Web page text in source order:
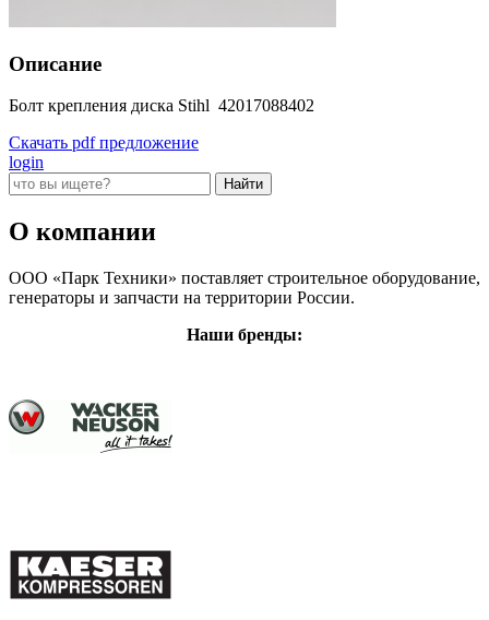
Описание
Болт крепления диска Stihl 42017088402
Скачать pdf предложение
login
О компании
ООО «Парк Техники» поставляет строительное оборудование,
генераторы и запчасти на территории России.
Наши бренды: